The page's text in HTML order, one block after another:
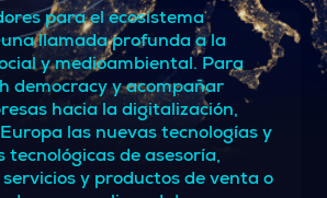
para el ecosistema
llamada profunda a la
y medioambiental. Para
democracy y acompañar
hacia la digitalización,
las nuevas tecnologías y
tecnológicas de asesoría,
y productos de venta o